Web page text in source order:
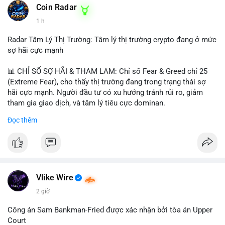
khoản mỏng.
#theodoidongtien
📰 Nguồn: CoinDesk
Coin Radar
1 h
Radar Tâm Lý Thị Trường: Tâm lý thị trường crypto đang ở mức
sợ hãi cực mạnh
📊 CHỈ SỐ SỢ HÃI & THAM LAM: Chỉ số Fear & Greed chỉ 25
(Extreme Fear), cho thấy thị trường đang trong trạng thái sợ
hãi cực mạnh. Người đầu tư có xu hướng tránh rủi ro, giảm
tham gia giao dịch, và tâm lý tiêu cực dominan.
📈 XU HƯỚNG TÌM KIẾM & THẢO LUẬN: Coin được tìm kiếm
(BTC), Sui (SUI), Pudgy Penguins (PENGU). Trên Google Trends
các chủ đề không liên quan trực tiếp đến crypto.
trên Binance Square tập trung vào chiến lược trading, lệnh kẹp,
và cập nhật về sự kiện như 'Lãi lỗ chưa ghi nhận'. Trên
Đọc thêm
Vlike Wire
2 giờ
Công án Sam Bankman-Fried được xác nhận bởi tòa án Upper
Court